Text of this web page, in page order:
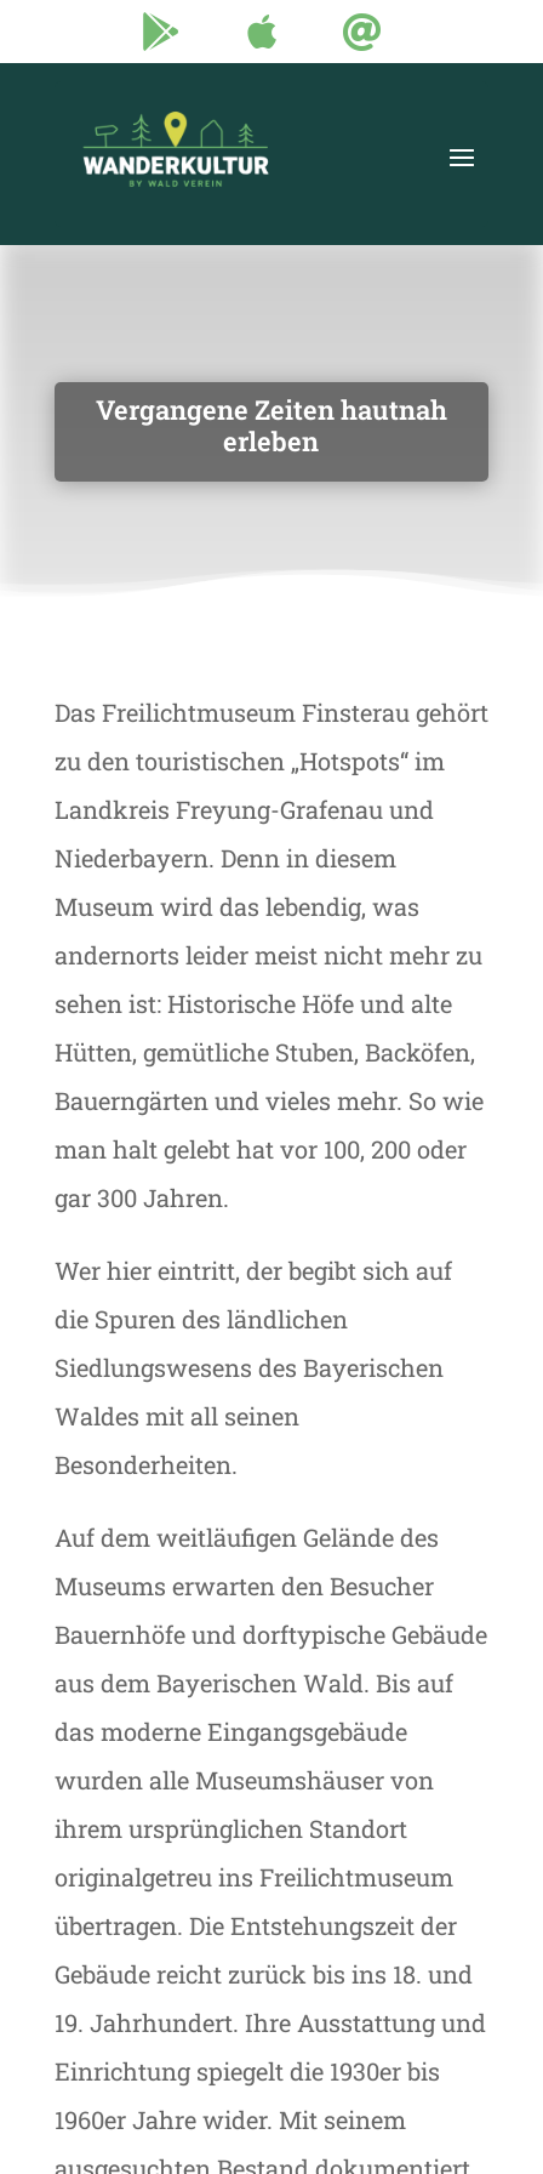
  
Vergangene Zeiten hautnah
erleben
Das Freilichtmuseum Finsterau gehört
zu den touristischen „Hotspots“ im
Landkreis Freyung-Grafenau und
Niederbayern. Denn in diesem
Museum wird das lebendig, was
andernorts leider meist nicht mehr zu
sehen ist: Historische Höfe und alte
Hütten, gemütliche Stuben, Backöfen,
Bauerngärten und vieles mehr. So wie
man halt gelebt hat vor 100, 200 oder
gar 300 Jahren.
Wer hier eintritt, der begibt sich auf
die Spuren des ländlichen
Siedlungswesens des Bayerischen
Waldes mit all seinen
Besonderheiten.
Auf dem weitläufigen Gelände des
Museums erwarten den Besucher
Bauernhöfe und dorftypische Gebäude
aus dem Bayerischen Wald. Bis auf
das moderne Eingangsgebäude
wurden alle Museumshäuser von
ihrem ursprünglichen Standort
originalgetreu ins Freilichtmuseum
übertragen. Die Entstehungszeit der
Gebäude reicht zurück bis ins 18. und
19. Jahrhundert. Ihre Ausstattung und
Einrichtung spiegelt die 1930er bis
1960er Jahre wider. Mit seinem